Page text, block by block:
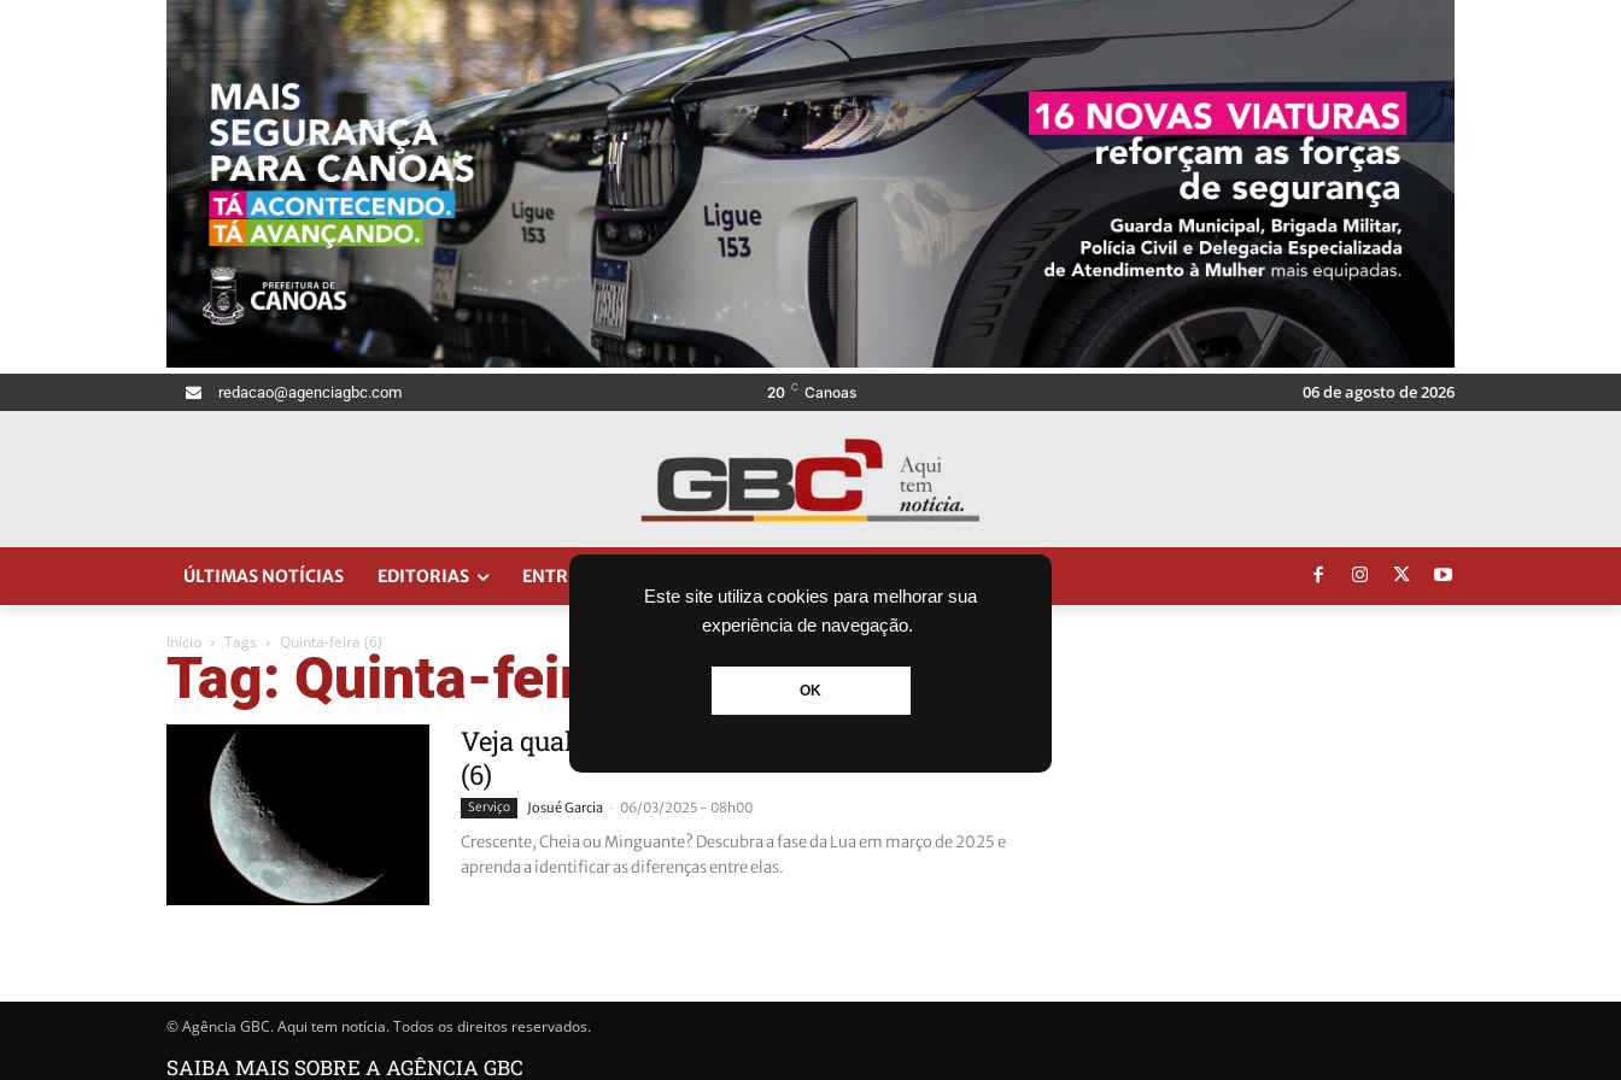
Este site utiliza cookies para melhorar sua
experiência de navegação.
OK
redacao@agenciagbc.com 20 C Canoas 06 de agosto de 2026
ÚLTIMAS NOTÍCIAS EDITORIAS ENTRETENIMENTO
Início Tags Quinta-feira (6)
Tag: Quinta-feira (6)
Veja qual é a fase da lua desta quinta-feira
(6)
Serviço Josué Garcia - 06/03/2025 - 08h00
Crescente, Cheia ou Minguante? Descubra a fase da Lua em março de 2025 e
aprenda a identificar as diferenças entre elas.
© Agência GBC. Aqui tem notícia. Todos os direitos reservados.
SAIBA MAIS SOBRE A AGÊNCIA GBC